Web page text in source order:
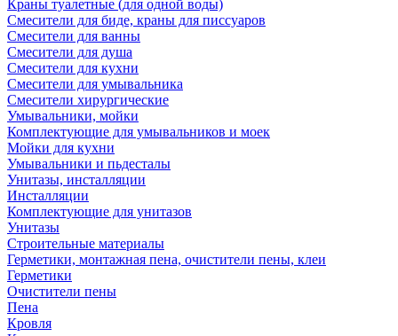
Краны туалетные (для одной воды)
Смесители для биде, краны для писсуаров
Смесители для ванны
Смесители для душа
Смесители для кухни
Смесители для умывальника
Смесители хирургические
Умывальники, мойки
Комплектующие для умывальников и моек
Мойки для кухни
Умывальники и пьдесталы
Унитазы, инсталляции
Инсталляции
Комплектующие для унитазов
Унитазы
Строительные материалы
Герметики, монтажная пена, очистители пены, клеи
Герметики
Очистители пены
Пена
Кровля